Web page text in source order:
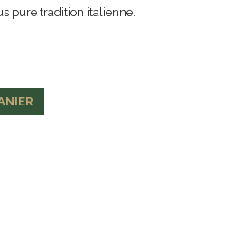
pure tradition italienne.